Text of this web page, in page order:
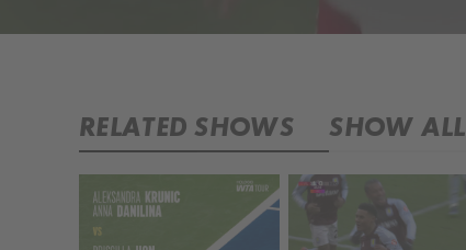
RELATED SHOWS SHOW ALL